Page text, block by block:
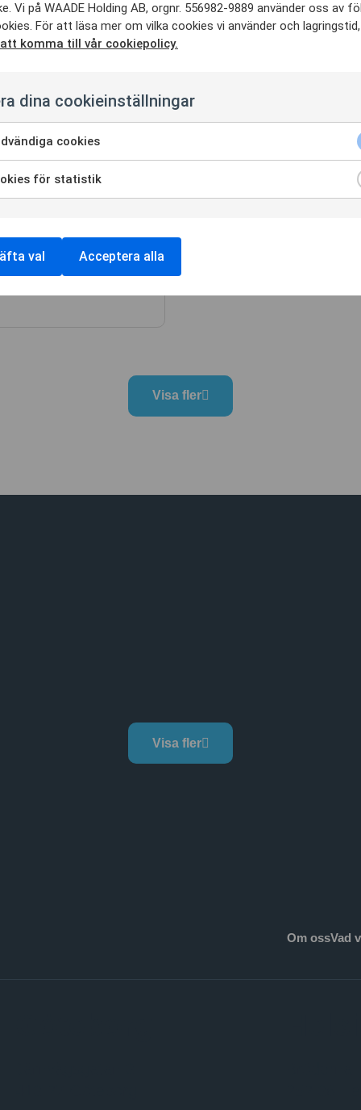
bygger
för container-
Visa fler
Visa fler
Om ossVad
Vi på WAADE Holding AB, orgnr. 556982-9889 använder oss av
För att läsa mer om vilka cookies vi använder och lagringstid,
komma till vår cookiepolicy.
dina cookieinställningar
cookies
för statistik
val Acceptera alla